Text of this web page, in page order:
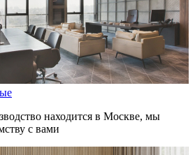
находится в Москве, мы
с вами